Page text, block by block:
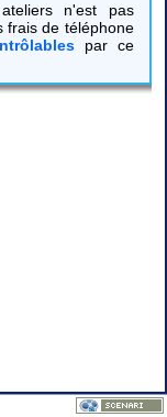
n'est pas
frais de téléphone
par ce